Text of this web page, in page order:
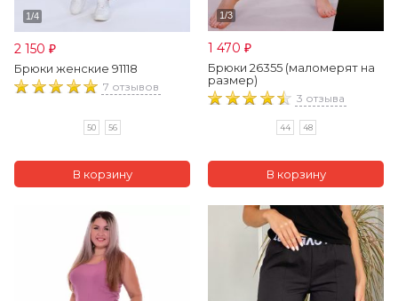
2 150 ₽
Брюки женские 91118
7 отзывов
50 56
1 470 ₽
Брюки 26355 (маломерят на
размер)
3 отзыва
44 48